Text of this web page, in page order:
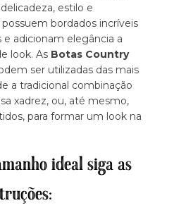
estilo e
bordados incríveis
e adicionam elegância a
look. As Botas Country
ser utilizadas das mais
a tradicional combinação
xadrez, ou, até mesmo,
para formar um look na
ideal siga as